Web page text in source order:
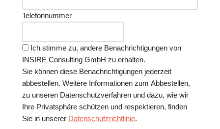
Telefonnummer
Ich stimme zu, andere Benachrichtigungen von
INSIRE Consulting GmbH zu erhalten.
Sie können diese Benachrichtigungen jederzeit
abbestellen. Weitere Informationen zum Abbestellen,
zu unseren Datenschutzverfahren und dazu, wie wir
Ihre Privatsphäre schützen und respektieren, finden
Sie in unserer Datenschutzrichtlinie.